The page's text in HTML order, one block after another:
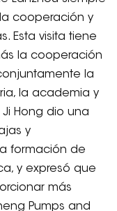
cooperación y
Esta visita tiene
la cooperación
la
la academia y
Hong dio una
y
formación de
y expresó que
más
Pumps and